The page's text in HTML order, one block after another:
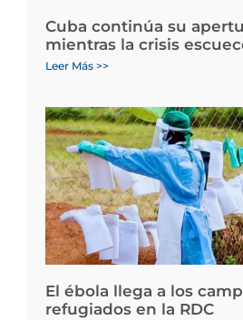
Cuba continúa su
mientras la crisis
Leer Más >>
El ébola llega a los
refugiados en la RDC